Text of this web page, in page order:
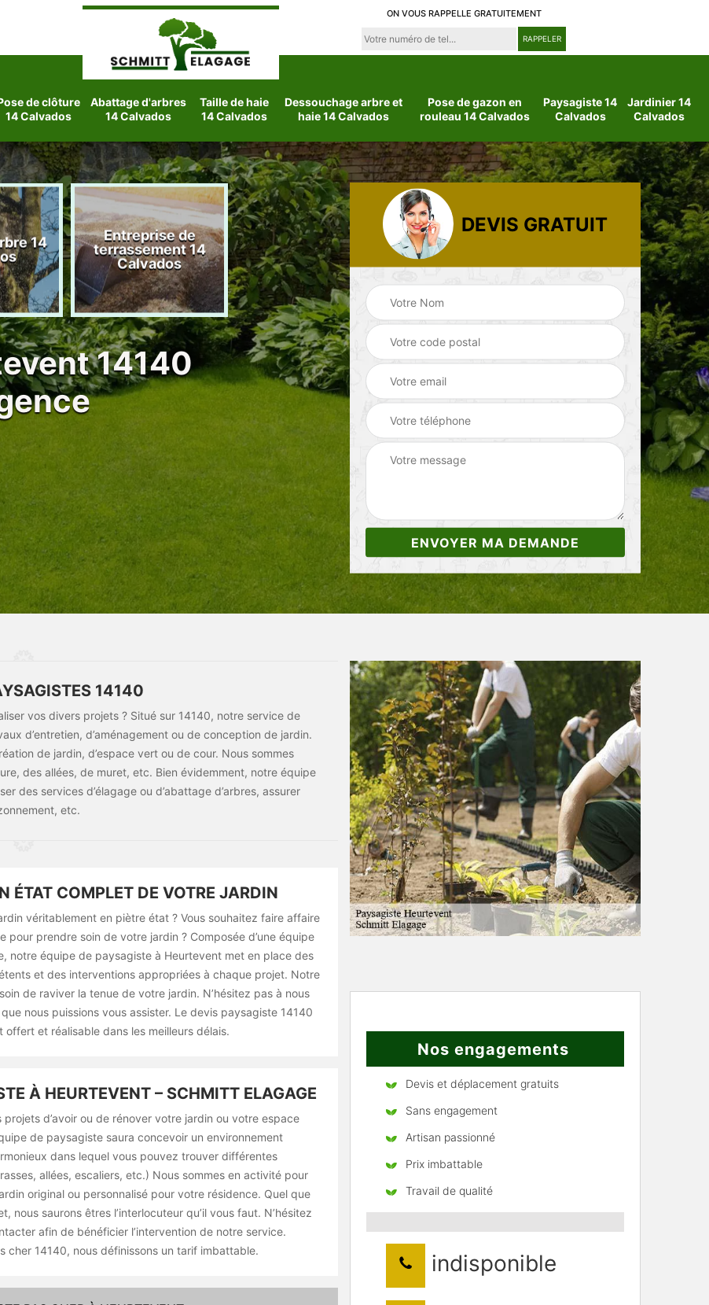
ON VOUS RAPPELLE GRATUITEMENT
de clôture
14 Calvados
Abattage d'arbres
14 Calvados
Taille de haie
14 Calvados
Dessouchage arbre et
haie 14 Calvados
Pose de gazon en
rouleau 14 Calvados
Paysagiste 14
Calvados
Jardinier 14
Calvados
14
Entreprise de
terrassement 14
Calvados
Etetage d'arbre 14
Calvados
Jardinier 14
Paysagiste 14
Calvados
14140
DEVIS GRATUIT
14140
vos divers projets ? Situé sur 14140, notre service de
d’entretien, d’aménagement ou de conception de jardin.
de jardin, d’espace vert ou de cour. Nous sommes
des allées, de muret, etc. Bien évidemment, notre équipe
des services d’élagage ou d’abattage d’arbres, assurer
etc.
ÉTAT COMPLET DE VOTRE JARDIN
véritablement en piètre état ? Vous souhaitez faire affaire
pour prendre soin de votre jardin ? Composée d’une équipe
notre équipe de paysagiste à Heurtevent met en place des
et des interventions appropriées à chaque projet. Notre
de raviver la tenue de votre jardin. N’hésitez pas à nous
nous puissions vous assister. Le devis paysagiste 14140
offert et réalisable dans les meilleurs délais.
À HEURTEVENT – SCHMITT ELAGAGE
projets d’avoir ou de rénover votre jardin ou votre espace
de paysagiste saura concevoir un environnement
dans lequel vous pouvez trouver différentes
allées, escaliers, etc.) Nous sommes en activité pour
original ou personnalisé pour votre résidence. Quel que
nous saurons êtres l’interlocuteur qu’il vous faut. N’hésitez
afin de bénéficier l’intervention de notre service.
cher 14140, nous définissons un tarif imbattable.
Nos engagements
Devis et déplacement gratuits
Sans engagement
Artisan passionné
Prix imbattable
Travail de qualité
indisponible